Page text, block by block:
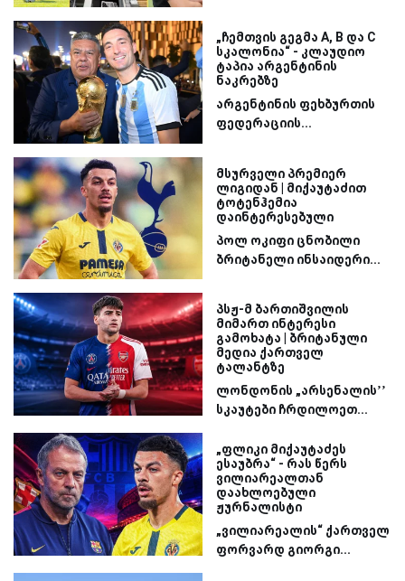
„ჩემთვის გეგმა A, B და C
სკალონია“ - კლაუდიო
ტაპია არგენტინის
ნაკრებზე
არგენტინის ფეხბურთის
ფედერაციის...
მსურველი პრემიერ
ლიგიდან | მიქაუტაძით
ტოტენჰემია
დაინტერესებული
პოლ ოკიფი ცნობილი
ბრიტანელი ინსაიდერი...
პსჟ-მ ბართიშვილის
მიმართ ინტერესი
გამოხატა | ბრიტანული
მედია ქართველ
ტალანტზე
ლონდონის „არსენალის’’
სკაუტები ჩრდილოეთ...
„ფლიკი მიქაუტაძეს
ესაუბრა“ - რას წერს
ვილიარეალთან
დაახლოებული
ჟურნალისტი
„ვილიარეალის“ ქართველ
ფორვარდ გიორგი...